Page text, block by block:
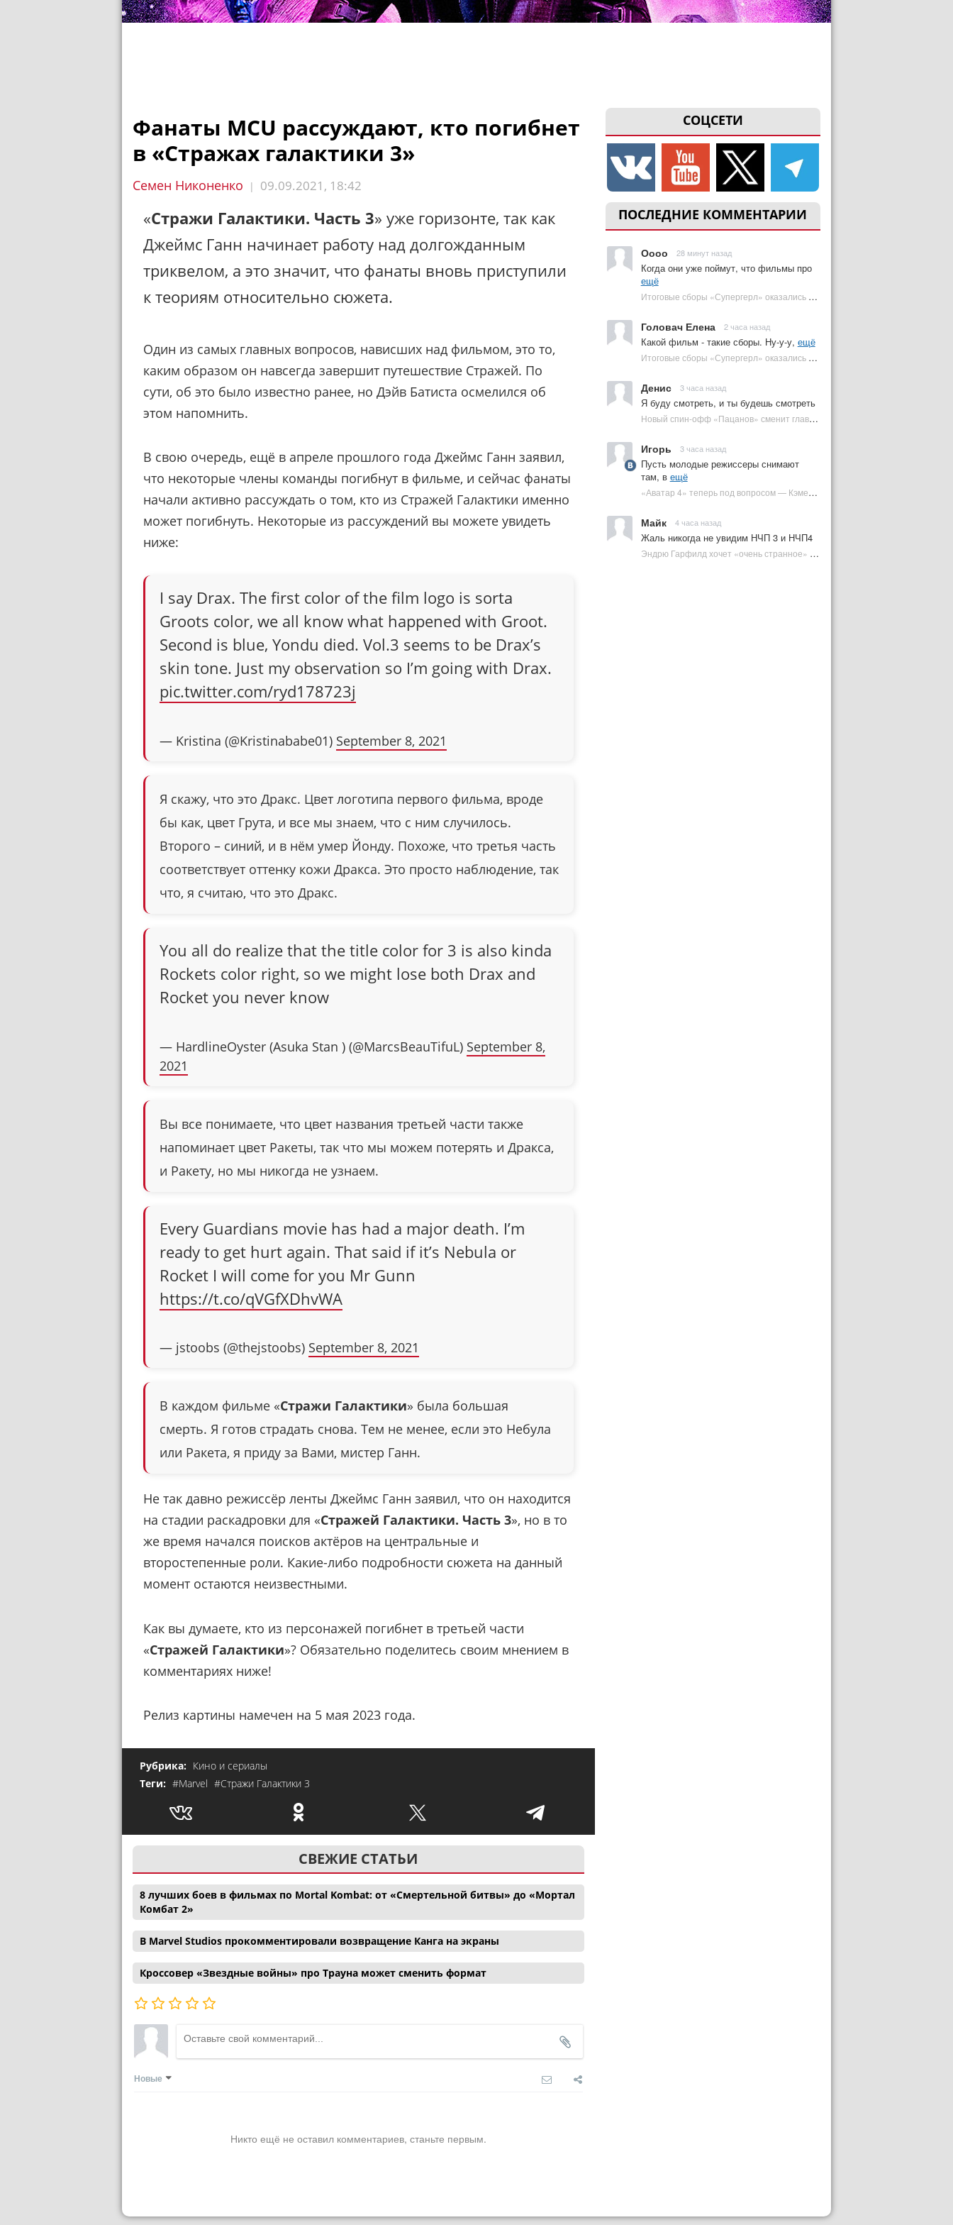
СОЦСЕТИ
ПОСЛЕДНИЕ КОММЕНТАРИИ
Оооо 28 минут назад
Когда они уже поймут, что фильмы про
ещё
Итоговые сборы «Супергерл» оказались худшими для DC за два десятилетия | Plugged In Ru
Головач Елена 2 часа назад
Какой фильм - такие сборы. Ну-у-у, ещё
Итоговые сборы «Супергерл» оказались худшими для DC за два десятилетия | Plugged In Ru
Денис 3 часа назад
Я буду смотреть, и ты будешь смотреть
Новый спин-офф «Пацанов» сменит главного героя | Plugged In Ru
Игорь 3 часа назад
Пусть молодые режиссеры снимают
там, в ещё
«Аватар 4» теперь под вопросом — Кэмерон решил отойти от продолжения | Plugged In Ru
Майк 4 часа назад
Жаль никогда не увидим НЧП 3 и НЧП4
Эндрю Гарфилд хочет «очень странное» возвращение Человека-паука в MCU | Plugged In Ru
Фанаты MCU рассуждают, кто погибнет
в «Стражах галактики 3»
Семен Никоненко | 09.09.2021, 18:42
«Стражи Галактики. Часть 3» уже горизонте, так как
Джеймс Ганн начинает работу над долгожданным
триквелом, а это значит, что фанаты вновь приступили
к теориям относительно сюжета.
Один из самых главных вопросов, нависших над фильмом, это то,
каким образом он навсегда завершит путешествие Стражей. По
сути, об это было известно ранее, но Дэйв Батиста осмелился об
этом напомнить.
В свою очередь, ещё в апреле прошлого года Джеймс Ганн заявил,
что некоторые члены команды погибнут в фильме, и сейчас фанаты
начали активно рассуждать о том, кто из Стражей Галактики именно
может погибнуть. Некоторые из рассуждений вы можете увидеть
ниже:
I say Drax. The first color of the film logo is sorta
Groots color, we all know what happened with Groot.
Second is blue, Yondu died. Vol.3 seems to be Drax’s
skin tone. Just my observation so I’m going with Drax.
pic.twitter.com/ryd178723j
— Kristina (@Kristinababe01) September 8, 2021
Я скажу, что это Дракс. Цвет логотипа первого фильма, вроде
бы как, цвет Грута, и все мы знаем, что с ним случилось.
Второго – синий, и в нём умер Йонду. Похоже, что третья часть
соответствует оттенку кожи Дракса. Это просто наблюдение, так
что, я считаю, что это Дракс.
You all do realize that the title color for 3 is also kinda
Rockets color right, so we might lose both Drax and
Rocket you never know
— HardlineOyster (Asuka Stan ) (@MarcsBeauTifuL) September 8,
2021
Вы все понимаете, что цвет названия третьей части также
напоминает цвет Ракеты, так что мы можем потерять и Дракса,
и Ракету, но мы никогда не узнаем.
Every Guardians movie has had a major death. I’m
ready to get hurt again. That said if it’s Nebula or
Rocket I will come for you Mr Gunn
https://t.co/qVGfXDhvWA
— jstoobs (@thejstoobs) September 8, 2021
В каждом фильме «Стражи Галактики» была большая
смерть. Я готов страдать снова. Тем не менее, если это Небула
или Ракета, я приду за Вами, мистер Ганн.
Не так давно режиссёр ленты Джеймс Ганн заявил, что он находится
на стадии раскадровки для «Стражей Галактики. Часть 3», но в то
же время начался поисков актёров на центральные и
второстепенные роли. Какие-либо подробности сюжета на данный
момент остаются неизвестными.
Как вы думаете, кто из персонажей погибнет в третьей части
«Стражей Галактики»? Обязательно поделитесь своим мнением в
комментариях ниже!
Релиз картины намечен на 5 мая 2023 года.
Рубрика: Кино и сериалы
Теги: #Marvel #Стражи Галактики 3
СВЕЖИЕ СТАТЬИ
8 лучших боев в фильмах по Mortal Kombat: от «Смертельной битвы» до «Мортал
Комбат 2»
В Marvel Studios прокомментировали возвращение Канга на экраны
Кроссовер «Звездные войны» про Трауна может сменить формат
Новые
Никто ещё не оставил комментариев, станьте первым.